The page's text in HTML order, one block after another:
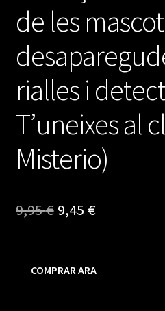
de les
rialles i
T’uneixes al
Misterio)
9,95€ El
9,45 €El
COMPRAR ARA